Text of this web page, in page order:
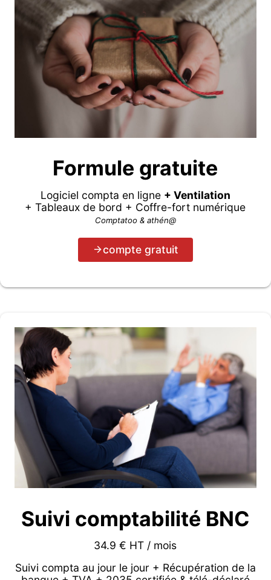
Formule gratuite
Logiciel compta en ligne + Ventilation
+ Tableaux de bord + Coffre-fort numérique
Comptatoo & athén@
compte gratuit
Suivi comptabilité BNC
34.9 € HT / mois
Suivi compta au jour le jour + Récupération de la